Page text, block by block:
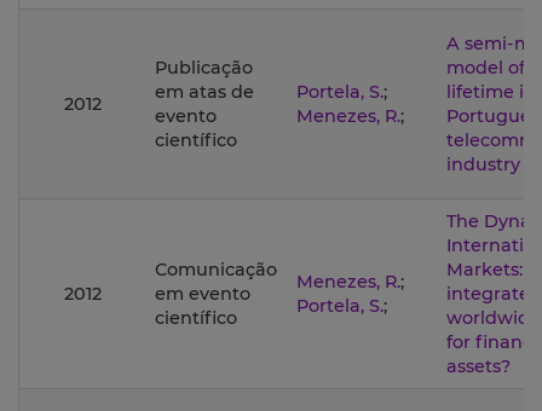
2012
Publicação
em atas de
evento
científico
Portela, S.;
Menezes, R.;
A semi-
model of
lifetime in
industry
2012
Comunicação
em evento
científico
Menezes, R.;
Portela, S.;
The
Markets:
integrated
for
assets?